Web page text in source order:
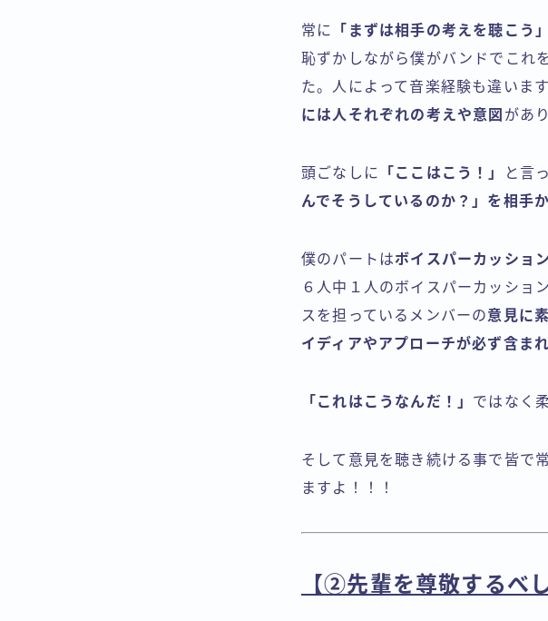
常に 「まずは相手の考えを聴こう」
恥ずかしながら僕がバンドでこれ
た。人によって音楽経験も違いま
には人それぞれの考えや意図 があ
頭ごなしに 「ここはこう！」 と言
んでそうしているのか？」を相手
僕のパートはボイスパーカッション
６人中１人のボイスパーカッショ
スを担っているメンバーの意見に
イディアやアプローチが必ず含まれ
「これはこうなんだ！」 ではなく
そして意見を聴き続ける事で皆で
ますよ！！！
【②先輩を尊敬するべし